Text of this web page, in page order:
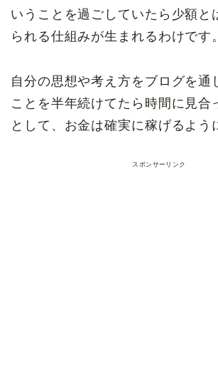
いうことを過ごしていたら少額と
られる仕組みが生まれるわけです。
自分の思想や考え方をブログを通
ことを半年続けてたら時間に見合
として、お金は確実に稼げるよう
スポンサーリンク